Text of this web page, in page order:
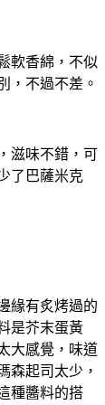
軟香綿，不似
，不過不差。
滋味不錯，可
了巴薩米克
緣有炙烤過的
是芥末蛋黃
大感覺，味道
森起司太少，
種醬料的搭